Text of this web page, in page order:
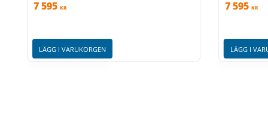
7 595 KR
LÄGG I VARUKORGEN
7 595 KR
LÄGG I